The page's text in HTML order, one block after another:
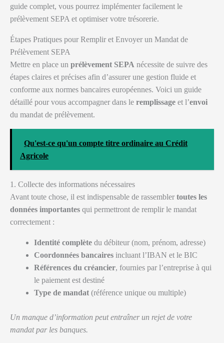
guide complet, vous pourrez implémenter facilement le
prélèvement SEPA et optimiser votre trésorerie.
Étapes Pratiques pour Remplir et Envoyer un Mandat de
Prélèvement SEPA
Mettre en place un prélèvement SEPA nécessite de suivre des
étapes claires et précises afin d’assurer une gestion fluide et
conforme aux normes bancaires européennes. Voici un guide
détaillé pour vous accompagner dans le remplissage et l’envoi
du mandat de prélèvement.
Qu'est-ce qu'un compte titre ordinaire au Crédit
Agricole
1. Collecte des informations nécessaires
Avant toute chose, il est indispensable de rassembler toutes les
données importantes qui permettront de remplir le mandat
correctement :
Identité complète du débiteur (nom, prénom, adresse)
Coordonnées bancaires incluant l’IBAN et le BIC
Références du créancier, fournies par l’entreprise à qui
le paiement est destiné
Type de mandat (référence unique ou multiple)
Un manque d’information peut entraîner un rejet de votre
mandat par les banques.